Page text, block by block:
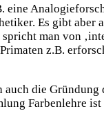
eine
Es gibt
man von
z.B.
die
Farbenlehre